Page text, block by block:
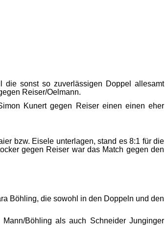
sonst so zuverlässigen Doppel allesamt
Reiser/Oelmann.
Kunert gegen Reiser einen einen eher
bzw. Eisele unterlagen, stand es 8:1 für die
gegen Reiser war das Match gegen den
Böhling, die sowohl in den Doppeln und den
Böhling als auch Schneider Junginger